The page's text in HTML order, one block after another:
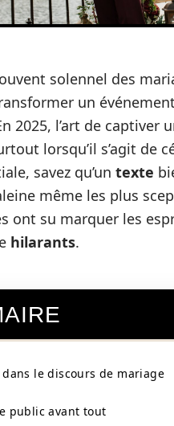
solennel des
un
2025, l’art de
lorsqu’il s’agit de
savez qu’un texte
même les plus
ont su marquer les
hilarants.
dans le discours de mariage
public avant tout